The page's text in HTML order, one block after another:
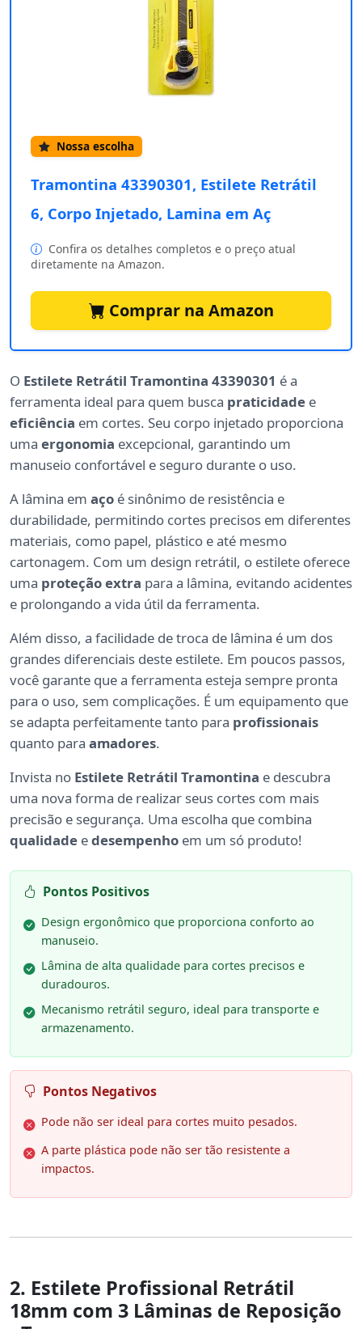
Nossa escolha
Tramontina 43390301, Estilete Retrátil
6, Corpo Injetado, Lamina em Aç
Confira os detalhes completos e o preço atual
diretamente na Amazon.
Comprar na Amazon
O Estilete Retrátil Tramontina 43390301 é a
ferramenta ideal para quem busca praticidade e
eficiência em cortes. Seu corpo injetado proporciona
uma ergonomia excepcional, garantindo um
manuseio confortável e seguro durante o uso.
A lâmina em aço é sinônimo de resistência e
durabilidade, permitindo cortes precisos em diferentes
materiais, como papel, plástico e até mesmo
cartonagem. Com um design retrátil, o estilete oferece
uma proteção extra para a lâmina, evitando acidentes
e prolongando a vida útil da ferramenta.
Além disso, a facilidade de troca de lâmina é um dos
grandes diferenciais deste estilete. Em poucos passos,
você garante que a ferramenta esteja sempre pronta
para o uso, sem complicações. É um equipamento que
se adapta perfeitamente tanto para profissionais
quanto para amadores.
Invista no Estilete Retrátil Tramontina e descubra
uma nova forma de realizar seus cortes com mais
precisão e segurança. Uma escolha que combina
qualidade edesempenho em um só produto!
Pontos Positivos
Design ergonômico que proporciona conforto ao
manuseio.
Lâmina de alta qualidade para cortes precisos e
duradouros.
Mecanismo retrátil seguro, ideal para transporte e
armazenamento.
Pontos Negativos
Pode não ser ideal para cortes muito pesados.
A parte plástica pode não ser tão resistente a
impactos.
2. Estilete Profissional Retrátil
18mm com 3 Lâminas de Reposição